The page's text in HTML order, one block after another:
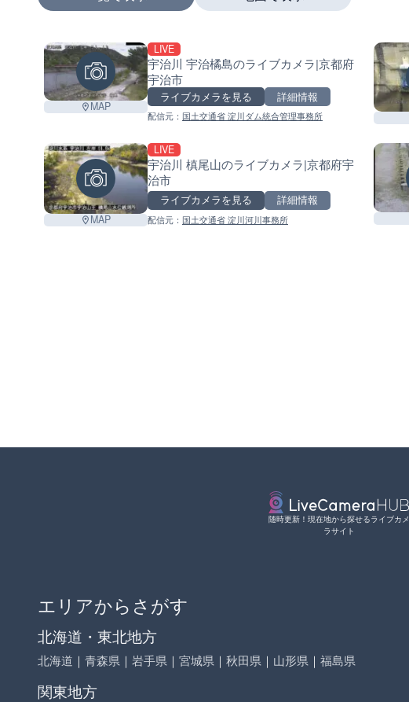
MAP
LIVE
宇治川 宇治橘島のライブカメラ|京都府
宇治市
ライブカメラを見る 詳細情報
配信元： 国土交通省 淀川ダム統合管理事務所
MAP
LIVE
宇治川 槙尾山のライブカメラ|京都府宇
治市
ライブカメラを見る 詳細情報
配信元： 国土交通省 淀川河川事務所
+
−
随時更新！現在地から探せるライブカメ
ラサイト
エリアからさがす
北海道・東北地方
北海道 ｜ 青森県 ｜ 岩手県 ｜ 宮城県 ｜ 秋田県 ｜ 山形県 ｜ 福島県
関東地方